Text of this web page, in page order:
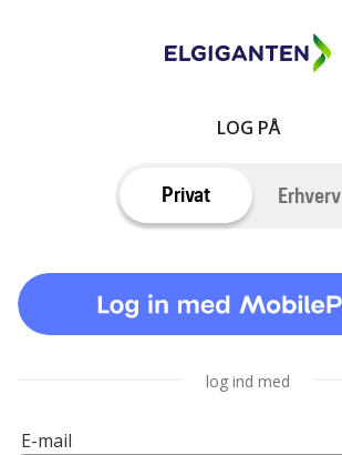
LOG PÅ
Privat Erhverv
log ind med
E-mail